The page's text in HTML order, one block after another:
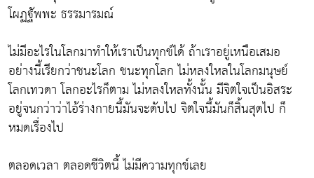
โผฏฐัพพะ ธรรมารมณ์
ไม่มีอะไรในโลกมาทำให้เราเป็นทุกข์ได้ ถ้าเราอยู่เหนือเสมอ
อย่างนี้เรียกว่าชนะโลก ชนะทุกโลก ไม่หลงใหลในโลกมนุษย์
โลกเทวดา โลกอะไรก็ตาม ไม่หลงใหลทั้งนั้น มีจิตใจเป็นอิสระ
อยู่จนกว่าว่าไอ้ร่างกายนี้มันจะดับไป จิตใจนี้มันก็สิ้นสุดไป ก็
หมดเรื่องไป
ตลอดเวลา ตลอดชีวิตนี้ ไม่มีความทุกข์เลย